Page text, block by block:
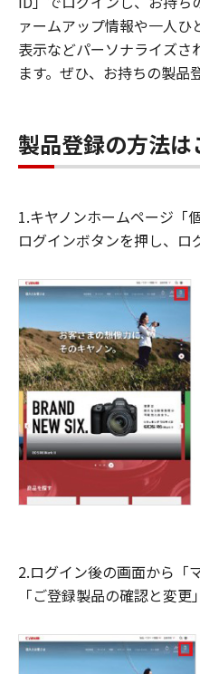
ァームアップ情報や一人
表示などパーソナライズさ
ます。ぜひ、お持ちの製品
製品登録の方法は
1.キヤノンホームページ「
ログインボタンを押し、ロ
2.ログイン後の画面から「
「ご登録製品の確認と変更